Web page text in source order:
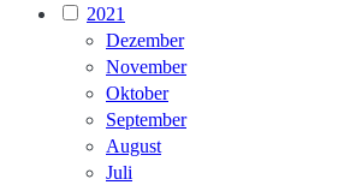
2021
Dezember
November
Oktober
September
August
Juli